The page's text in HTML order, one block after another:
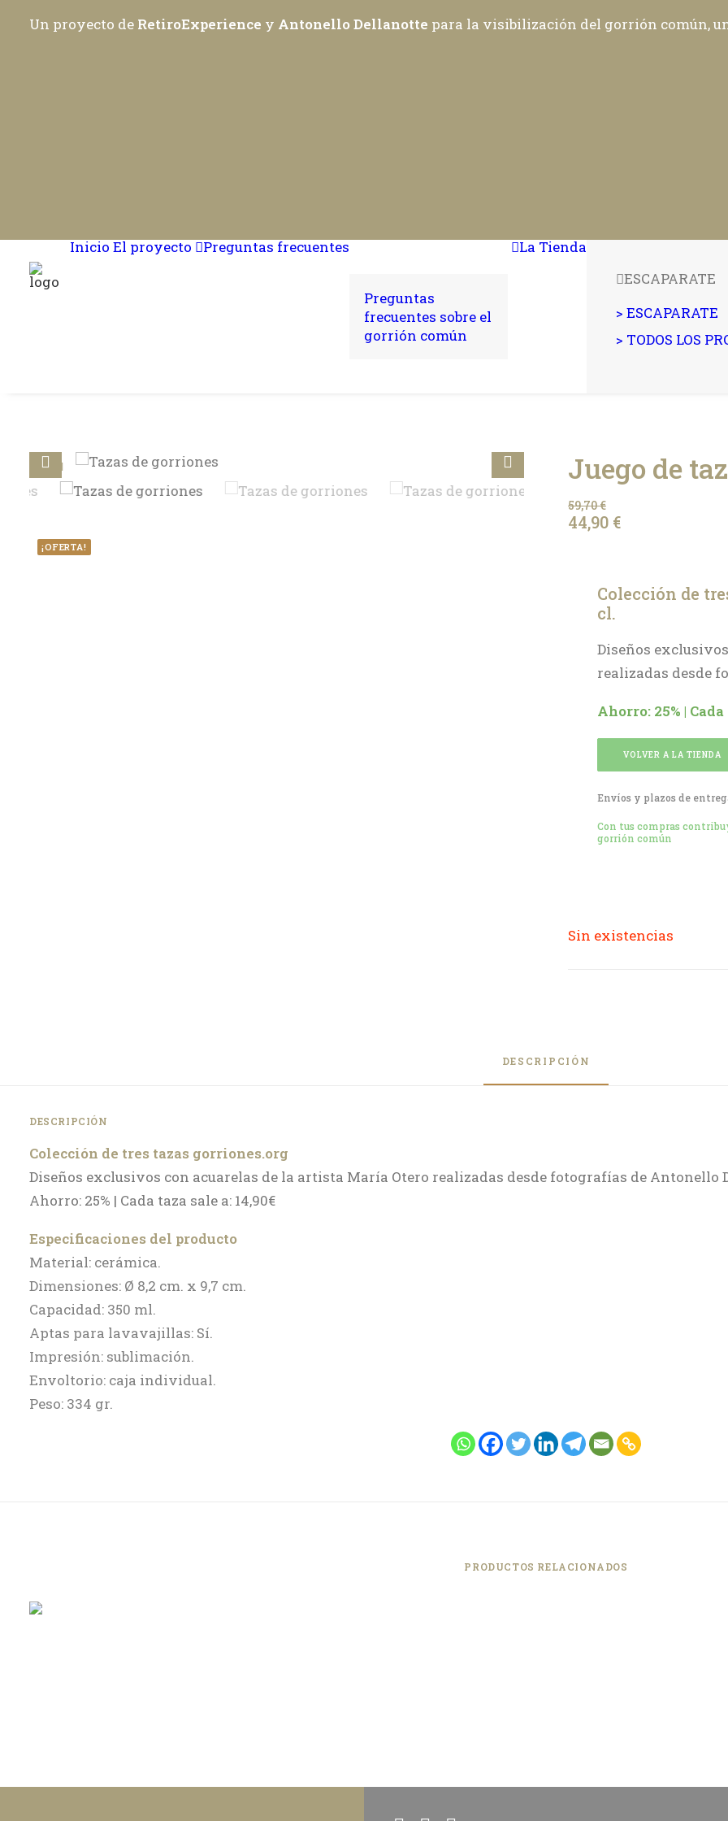
Un proyecto de RetiroExperience y Antonello Dellanotte para la visibilización del gorrión común,
Inicio El proyecto Preguntas frecuentes
Preguntas
frecuentes sobre el
gorrión común
La Tienda
ESCAPARATE
> ESCAPARATE
> TODOS LOS
¡OFERTA!
Juego de
59,70€
El
59,70 €.
44,90 €El
44,90 €.
Colección de
cl.
Diseños
realizadas desde
Ahorro: 25% |
VOLVER A LA TIENDA
Envíos y plazos de
Con tus compras
gorrión común
Sin existencias
DESCRIPCIÓN
DESCRIPCIÓN
Colección de tres tazas gorriones.org
Diseños exclusivos con acuarelas de la artista María Otero realizadas desde fotografías de Antonello
Ahorro: 25% | Cada taza sale a: 14,90€
Especificaciones del producto
Material: cerámica.
Dimensiones: Ø 8,2 cm. x 9,7 cm.
Capacidad: 350 ml.
Aptas para lavavajillas: Sí.
Impresión: sublimación.
Envoltorio: caja individual.
Peso: 334 gr.
PRODUCTOS RELACIONADOS